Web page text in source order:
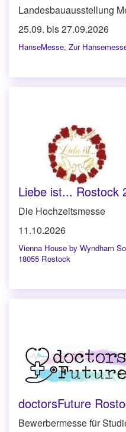
Landesbauausstellung
25.09. bis 27.09.2026
HanseMesse, Zur
Liebe ist... Rostock
Die Hochzeitsmesse
11.10.2026
Vienna House by Wyndham
18055 Rostock
doctorsFuture
Bewerbermesse für